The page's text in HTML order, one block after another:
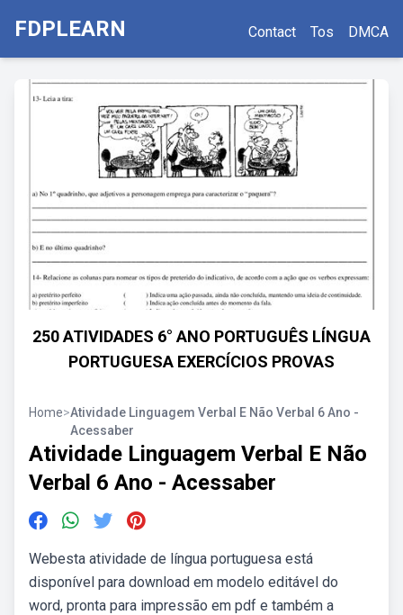
FDPLEARN Contact Tos DMCA
250 ATIVIDADES 6° ANO PORTUGUÊS LÍNGUA
PORTUGUESA EXERCÍCIOS PROVAS
Home>Atividade Linguagem Verbal E Não Verbal 6 Ano -
Acessaber
Atividade Linguagem Verbal E Não
Verbal 6 Ano - Acessaber
Webesta atividade de língua portuguesa está
disponível para download em modelo editável do
word, pronta para impressão em pdf e também a